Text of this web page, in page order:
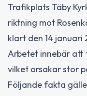
Trafikplats Täby
riktning mot
klart den 14 januari
Arbetet innebär att
vilket orsakar stor
Följande fakta